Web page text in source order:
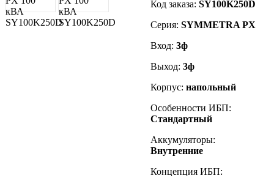
Код заказа: SY100K250D
Серия: SYMMETRA PX
Вход: 3ф
Выход: 3ф
Корпус: напольный
Особенности ИБП:
Стандартный
Аккумуляторы:
Внутренние
Концепция ИБП: